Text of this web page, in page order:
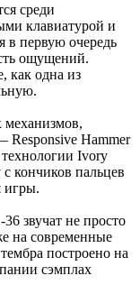
среди
клавиатурой и
в первую очередь
ощущений.
как одна из
Responsive Hammer
Ivory
кончиков пальцев
игры.
звучат не просто
на современные
построено на
сэмплах